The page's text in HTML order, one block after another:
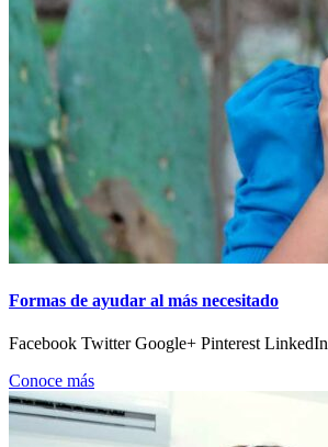
Formas de ayudar al más necesitado
Facebook Twitter Google+ Pinterest LinkedIn
Conoce más